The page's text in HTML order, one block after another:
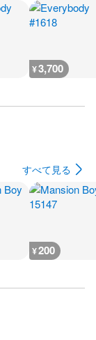
¥3,700
すべて見る
¥200